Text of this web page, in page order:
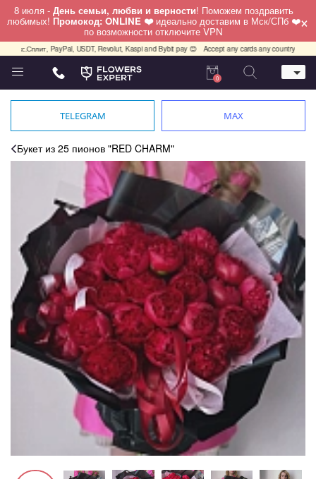
8 июля - День семьи, любви и верности! Поможем поздравить
любимых! Промокод: ONLINE ❤️ идеально доставим в Мск/СПб ❤️
по возможности отключите VPN ×
PayPal, USDT, Revolut, Kaspi and Bybit pay 😊 Accept any cards any country, PayPal,
Телефон
+7 (812) 425 36 05
Санкт-Петербург,
Лизы Чайкиной 25
работаем круглосуточно
0
TELEGRAM MAX
Букет из 25 пионов "RED CHARM"